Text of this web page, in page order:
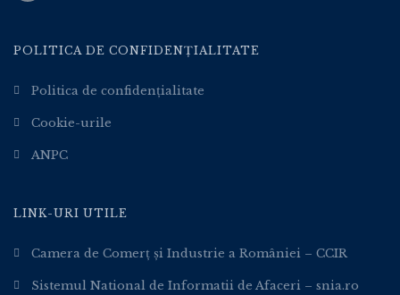
POLITICA DE CONFIDENȚIALITATE
Politica de confidențialitate
Cookie-urile
ANPC
LINK-URI UTILE
Camera de Comerț și Industrie a României – CCIR
Sistemul National de Informatii de Afaceri – snia.ro